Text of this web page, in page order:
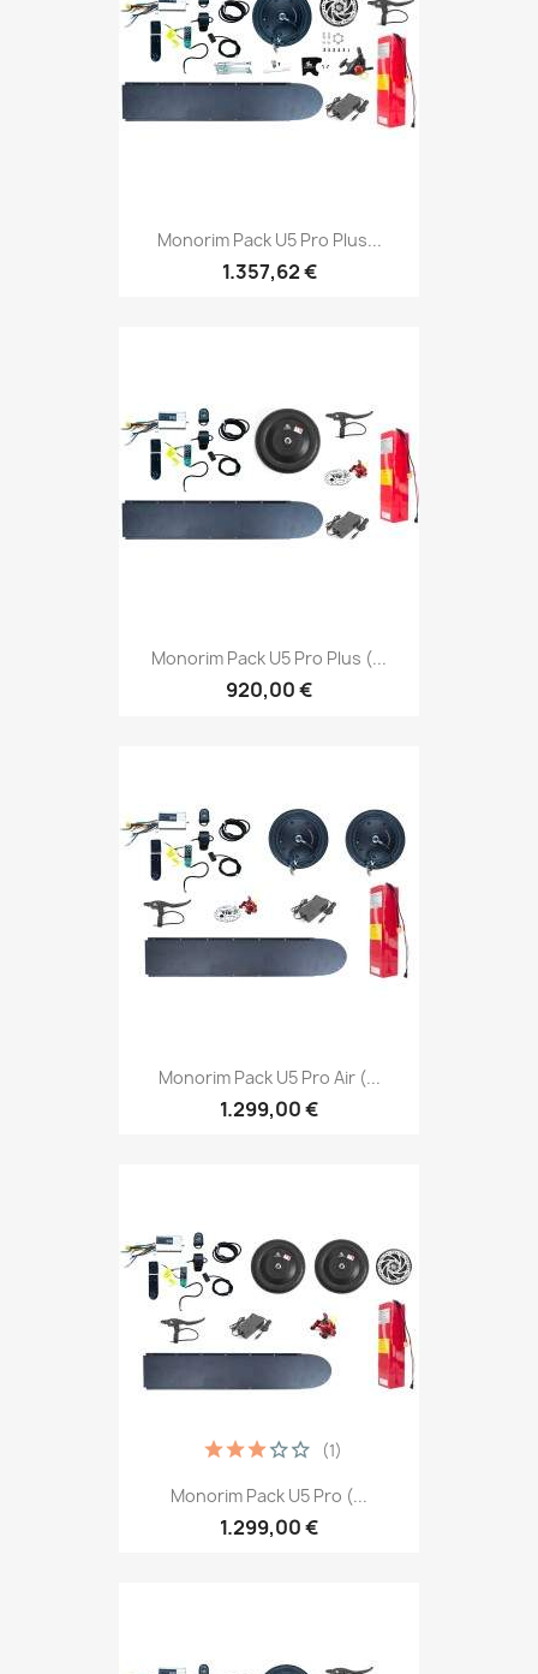
Monorim Pack U5 Pro Plus...
1.357,62 €
Monorim Pack U5 Pro Plus (...
920,00 €
Monorim Pack U5 Pro Air (...
1.299,00 €
Monorim Pack U5 Pro (...
1.299,00 €
(1)